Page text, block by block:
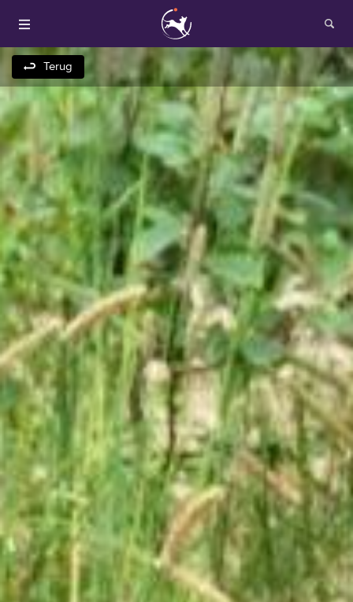
Houden van honden
Fokken met je hond
Onze websites
Opleidingen en
trainingen
Zoek een vereniging
Activiteiten agenda
Inlog Mijn RvB account
Inlog leden / officials
Terug